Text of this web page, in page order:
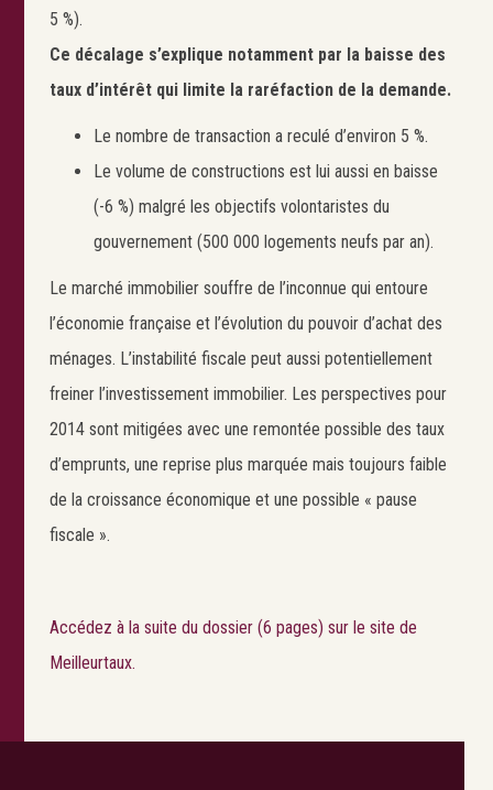
5 %).
Ce décalage s’explique notamment par la baisse des
taux d’intérêt qui limite la raréfaction de la demande.
Le nombre de transaction a reculé d’environ 5 %.
Le volume de constructions est lui aussi en baisse
(-6 %) malgré les objectifs volontaristes du
gouvernement (500 000 logements neufs par an).
Le marché immobilier souffre de l’inconnue qui entoure
l’économie française et l’évolution du pouvoir d’achat des
ménages. L’instabilité fiscale peut aussi potentiellement
freiner l’investissement immobilier. Les perspectives pour
2014 sont mitigées avec une remontée possible des taux
d’emprunts, une reprise plus marquée mais toujours faible
de la croissance économique et une possible « pause
fiscale ».
Accédez à la suite du dossier (6 pages) sur le site de
Meilleurtaux.